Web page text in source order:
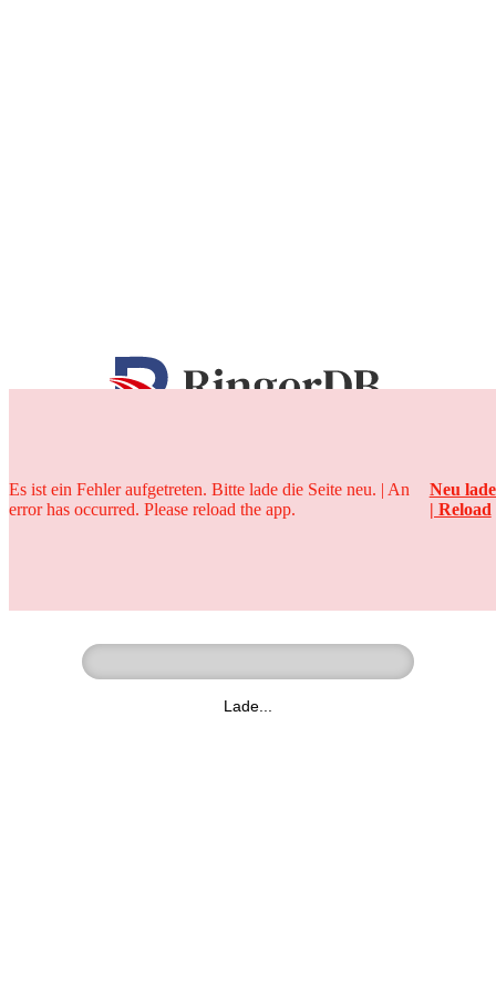
25 Jahre
Lade...
Es ist ein Fehler aufgetreten. Bitte lade die Seite neu. | An
error has occurred. Please reload the app.
Neu
| Reload